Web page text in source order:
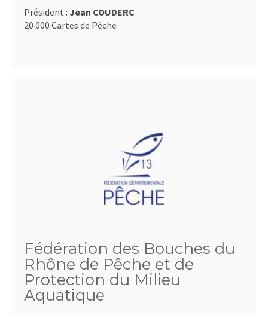
Président : Jean COUDERC
20 000 Cartes de Pêche
Fédération des Bouches du
Rhône de Pêche et de
Protection du Milieu
Aquatique